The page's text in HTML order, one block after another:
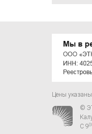
Цены
©
С 9